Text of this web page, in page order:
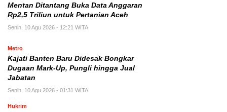
Mentan Ditantang Buka Data Anggaran
Rp2,5 Triliun untuk Pertanian Aceh
Senin, 10 Agu 2026 - 12:21 WITA
Metro
Kajati Banten Baru Didesak Bongkar
Dugaan Mark-Up, Pungli hingga Jual
Jabatan
Senin, 10 Agu 2026 - 01:31 WITA
Hukrim